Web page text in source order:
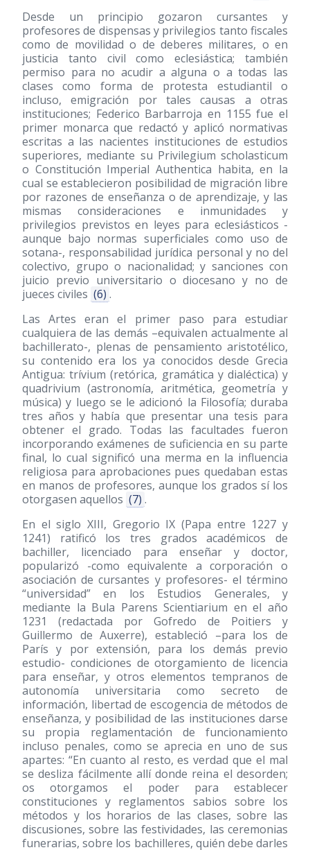
Desde un principio gozaron cursantes y
profesores de dispensas y privilegios tanto fiscales
como de movilidad o de deberes militares, o en
justicia tanto civil como eclesiástica; también
permiso para no acudir a alguna o a todas las
clases como forma de protesta estudiantil o
incluso, emigración por tales causas a otras
instituciones; Federico Barbarroja en 1155 fue el
primer monarca que redactó y aplicó normativas
escritas a las nacientes instituciones de estudios
superiores, mediante su Privilegium scholasticum
o Constitución Imperial Authentica habita, en la
cual se establecieron posibilidad de migración libre
por razones de enseñanza o de aprendizaje, y las
mismas consideraciones e inmunidades y
privilegios previstos en leyes para eclesiásticos -
aunque bajo normas superficiales como uso de
sotana-, responsabilidad jurídica personal y no del
colectivo, grupo o nacionalidad; y sanciones con
juicio previo universitario o diocesano y no de
jueces civiles (6) .
Las Artes eran el primer paso para estudiar
cualquiera de las demás –equivalen actualmente al
bachillerato-, plenas de pensamiento aristotélico,
su contenido era los ya conocidos desde Grecia
Antigua: trívium (retórica, gramática y dialéctica) y
quadrivium (astronomía, aritmética, geometría y
música) y luego se le adicionó la Filosofía; duraba
tres años y había que presentar una tesis para
obtener el grado. Todas las facultades fueron
incorporando exámenes de suficiencia en su parte
final, lo cual significó una merma en la influencia
religiosa para aprobaciones pues quedaban estas
en manos de profesores, aunque los grados sí los
otorgasen aquellos (7) .
En el siglo XIII, Gregorio IX (Papa entre 1227 y
1241) ratificó los tres grados académicos de
bachiller, licenciado para enseñar y doctor,
popularizó -como equivalente a corporación o
asociación de cursantes y profesores- el término
“universidad” en los Estudios Generales, y
mediante la Bula Parens Scientiarium en el año
1231 (redactada por Gofredo de Poitiers y
Guillermo de Auxerre), estableció –para los de
París y por extensión, para los demás previo
estudio- condiciones de otorgamiento de licencia
para enseñar, y otros elementos tempranos de
autonomía universitaria como secreto de
información, libertad de escogencia de métodos de
enseñanza, y posibilidad de las instituciones darse
su propia reglamentación de funcionamiento
incluso penales, como se aprecia en uno de sus
apartes: “En cuanto al resto, es verdad que el mal
se desliza fácilmente allí donde reina el desorden;
os otorgamos el poder para establecer
constituciones y reglamentos sabios sobre los
métodos y los horarios de las clases, sobre las
discusiones, sobre las festividades, las ceremonias
funerarias, sobre los bachilleres, quién debe darles